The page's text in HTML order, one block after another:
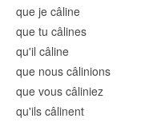
que je câline
que tu câlines
qu'il câline
que nous câlinions
que vous câliniez
qu'ils câlinent